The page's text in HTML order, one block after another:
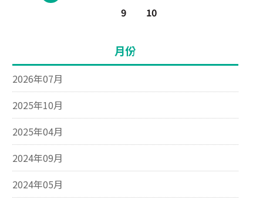
9
10
月份
2026年07月
2025年10月
2025年04月
2024年09月
2024年05月